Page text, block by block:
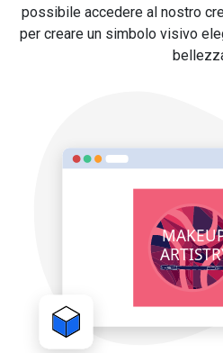
possibile accedere al nostro
per creare un simbolo visivo